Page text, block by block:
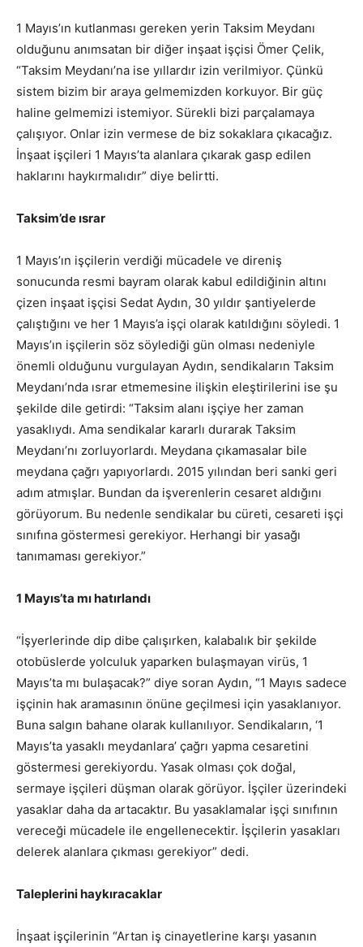
1 Mayıs’ın kutlanması gereken yerin Taksim Meydanı
olduğunu anımsatan bir diğer inşaat işçisi Ömer Çelik,
“Taksim Meydanı’na ise yıllardır izin verilmiyor. Çünkü
sistem bizim bir araya gelmemizden korkuyor. Bir güç
haline gelmemizi istemiyor. Sürekli bizi parçalamaya
çalışıyor. Onlar izin vermese de biz sokaklara çıkacağız.
İnşaat işçileri 1 Mayıs’ta alanlara çıkarak gasp edilen
haklarını haykırmalıdır” diye belirtti.
Taksim’de ısrar
1 Mayıs’ın işçilerin verdiği mücadele ve direniş
sonucunda resmi bayram olarak kabul edildiğinin altını
çizen inşaat işçisi Sedat Aydın, 30 yıldır şantiyelerde
çalıştığını ve her 1 Mayıs’a işçi olarak katıldığını söyledi. 1
Mayıs’ın işçilerin söz söylediği gün olması nedeniyle
önemli olduğunu vurgulayan Aydın, sendikaların Taksim
Meydanı’nda ısrar etmemesine ilişkin eleştirilerini ise şu
şekilde dile getirdi: “Taksim alanı işçiye her zaman
yasaklıydı. Ama sendikalar kararlı durarak Taksim
Meydanı’nı zorluyorlardı. Meydana çıkamasalar bile
meydana çağrı yapıyorlardı. 2015 yılından beri sanki geri
adım atmışlar. Bundan da işverenlerin cesaret aldığını
görüyorum. Bu nedenle sendikalar bu cüreti, cesareti işçi
sınıfına göstermesi gerekiyor. Herhangi bir yasağı
tanımaması gerekiyor.”
1 Mayıs’ta mı hatırlandı
“İşyerlerinde dip dibe çalışırken, kalabalık bir şekilde
otobüslerde yolculuk yaparken bulaşmayan virüs, 1
Mayıs’ta mı bulaşacak?” diye soran Aydın, “1 Mayıs sadece
işçinin hak aramasının önüne geçilmesi için yasaklanıyor.
Buna salgın bahane olarak kullanılıyor. Sendikaların, ‘1
Mayıs’ta yasaklı meydanlara’ çağrı yapma cesaretini
göstermesi gerekiyordu. Yasak olması çok doğal,
sermaye işçileri düşman olarak görüyor. İşçiler üzerindeki
yasaklar daha da artacaktır. Bu yasaklamalar işçi sınıfının
vereceği mücadele ile engellenecektir. İşçilerin yasakları
delerek alanlara çıkması gerekiyor” dedi.
Taleplerini haykıracaklar
İnşaat işçilerinin “Artan iş cinayetlerine karşı yasanın